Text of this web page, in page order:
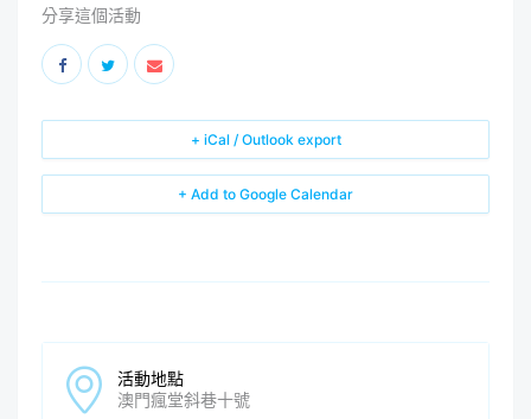
分享這個活動
+ Add to Google Calendar
+ iCal / Outlook export
活動地點
澳門瘋堂斜巷十號